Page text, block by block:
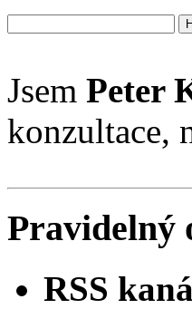
Jsem Peter
konzultace,
Pravidelný
RSS